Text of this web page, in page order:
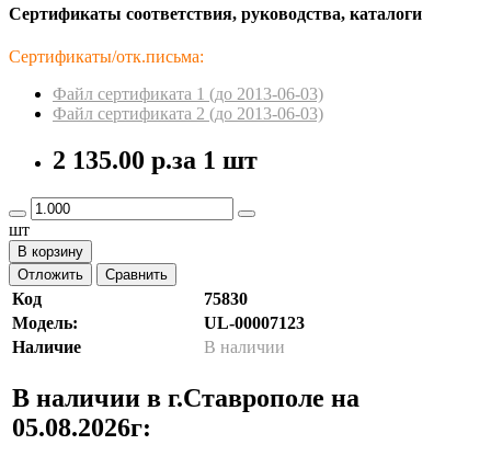
Сертификаты соответствия, руководства, каталоги
Сертификаты/отк.письма:
Файл сертификата 1 (до 2013-06-03)
Файл сертификата 2 (до 2013-06-03)
2 135.00 р.за 1 шт
шт
В корзину
Отложить
Сравнить
Код
75830
Модель:
UL-00007123
Наличие
В наличии
В наличии в г.Ставрополе на
05.08.2026г: